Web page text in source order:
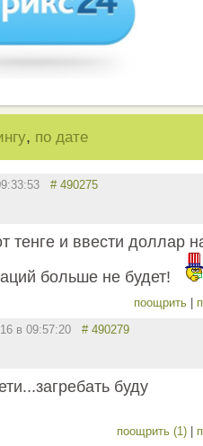
, по дате
# 490275
тенге и ввести доллар
больше не будет!
поощрить |
в 09:57:20 # 490279
буду
поощрить (1) |